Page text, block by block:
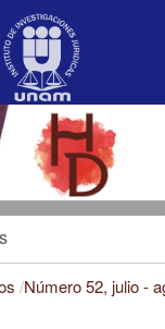
/Número 52, julio -